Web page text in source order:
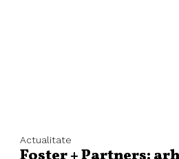
Actualitate